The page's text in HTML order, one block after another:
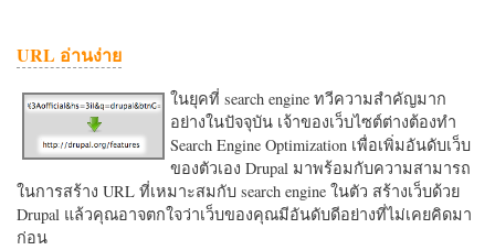
URL อ่านง่าย
ในยุคที่ search engine ทวีความสำคัญมาก
อย่างในปัจจุบัน เจ้าของเว็บไซต์ต่างต้องทำ
Search Engine Optimization เพื่อเพิ่มอันดับเว็บ
ของตัวเอง Drupal มาพร้อมกับความสามารถ
ในการสร้าง URL ที่เหมาะสมกับ search engine ในตัว สร้างเว็บด้วย
Drupal แล้วคุณอาจตกใจว่าเว็บของคุณมีอันดับดีอย่างที่ไม่เคยคิดมา
ก่อน